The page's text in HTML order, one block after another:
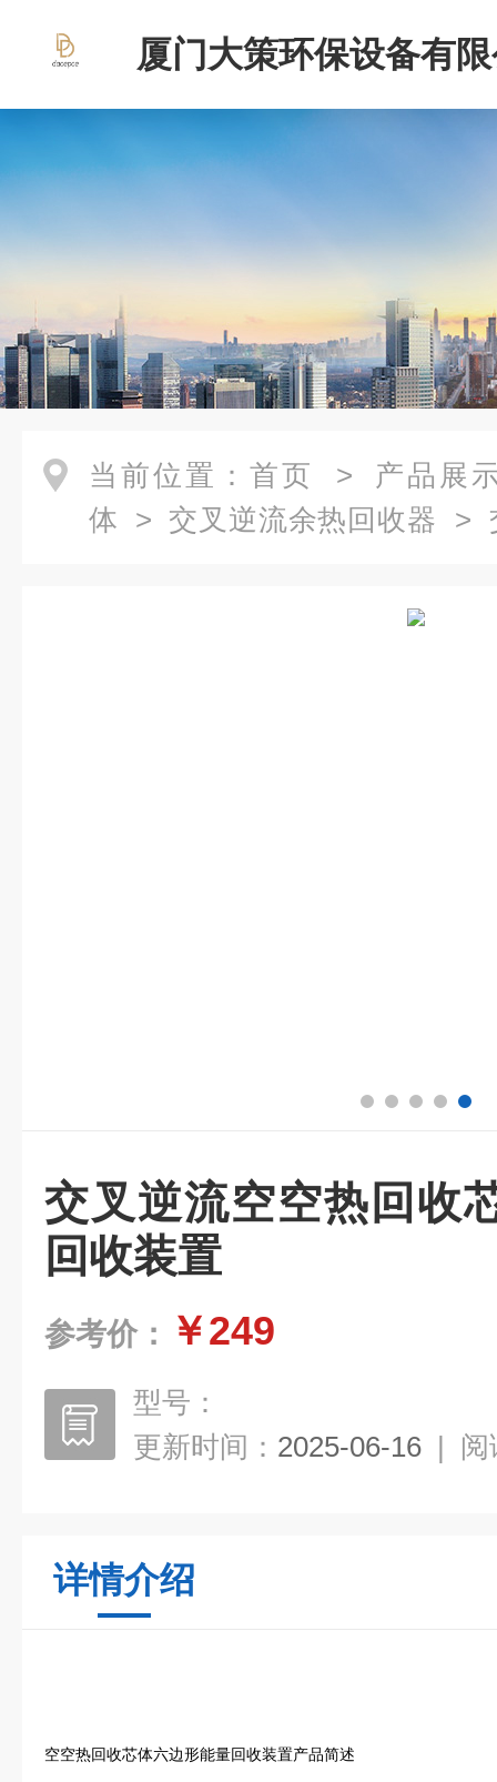
厦门大策环保设备有
当前位置： 首页 > 产品展
体 > 交叉逆流余热回收器 >
交叉逆流空空热回收
回收装置
参考价： ￥249
型号：
更新时间： 2025-06-16 | 阅
详情介绍
空空热回收芯体六边形能量回收装置产品简述